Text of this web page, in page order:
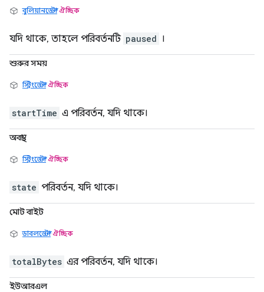
বুলিয়ানডেল্টা ঐচ্ছিক
যদি থাকে, তাহলে পরিবর্তনটি paused ।
শুরুর সময়
স্ট্রিংডেল্টা ঐচ্ছিক
startTime এ পরিবর্তন, যদি থাকে।
অবস্থা
স্ট্রিংডেল্টা ঐচ্ছিক
state পরিবর্তন, যদি থাকে।
মোট বাইট
ডাবলডেল্টা ঐচ্ছিক
totalBytes এর পরিবর্তন, যদি থাকে।
ইউআরএল